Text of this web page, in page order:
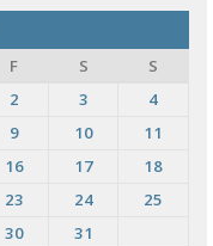
F S
S
2 3
4
9 10
11
16 17
18
23 24
25
30
31